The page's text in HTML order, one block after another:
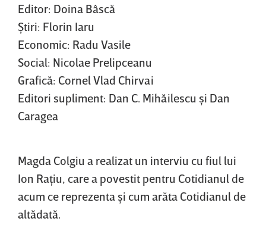
Editor: Doina Bâscă
Ştiri: Florin Iaru
Economic: Radu Vasile
Social: Nicolae Prelipceanu
Grafică: Cornel Vlad Chirvai
Editori supliment: Dan C. Mihăilescu şi Dan
Caragea
Magda Colgiu a realizat un interviu cu fiul lui
Ion Raţiu, care a povestit pentru Cotidianul de
acum ce reprezenta şi cum arăta Cotidianul de
altădată.